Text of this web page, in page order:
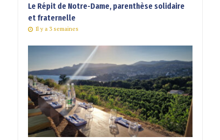
Le Répit de Notre-Dame, parenthèse solidaire
et fraternelle
Il y a 3 semaines